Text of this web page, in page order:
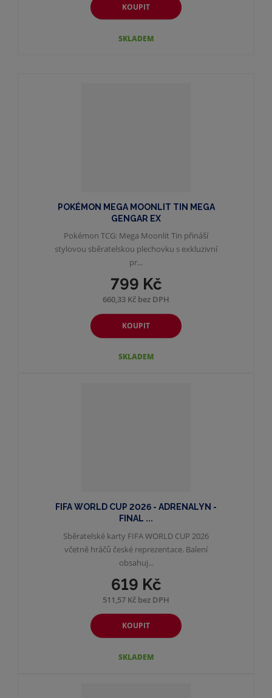
KOUPIT
SKLADEM
POKÉMON MEGA MOONLIT TIN MEGA
GENGAR EX
799 Kč
660,33 Kč bez DPH
KOUPIT
SKLADEM
Pokémon TCG: Mega Moonlit Tin přináší
stylovou sběratelskou plechovku s exkluzivní
pr...
FIFA WORLD CUP 2026 - ADRENALYN -
FINAL ...
619 Kč
511,57 Kč bez DPH
KOUPIT
SKLADEM
Sběratelské karty FIFA WORLD CUP 2026
včetně hráčů české reprezentace. Balení
obsahuj...